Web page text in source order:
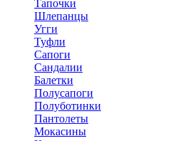
Тапочки
Шлепанцы
Угги
Туфли
Сапоги
Сандалии
Балетки
Полусапоги
Полуботинки
Пантолеты
Мокасины